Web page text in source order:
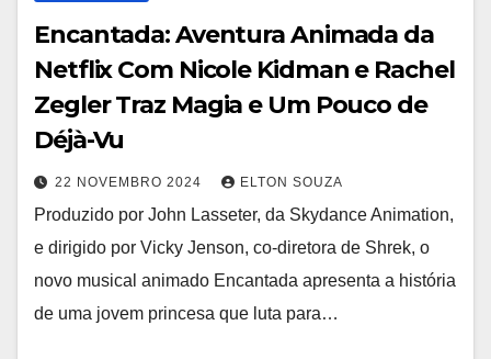
Encantada: Aventura Animada da
Netflix Com Nicole Kidman e Rachel
Zegler Traz Magia e Um Pouco de
Déjà-Vu
22 NOVEMBRO 2024 ELTON SOUZA
Produzido por John Lasseter, da Skydance Animation,
e dirigido por Vicky Jenson, co-diretora de Shrek, o
novo musical animado Encantada apresenta a história
de uma jovem princesa que luta para…